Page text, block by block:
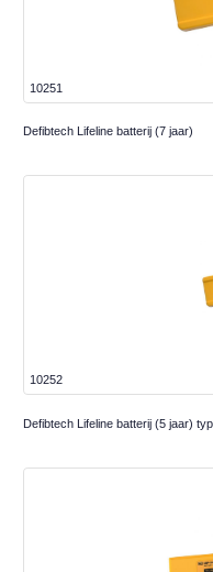
10251
Defibtech Lifeline batterij (7 jaar)
10252
Defibtech Lifeline batterij (5 jaar)